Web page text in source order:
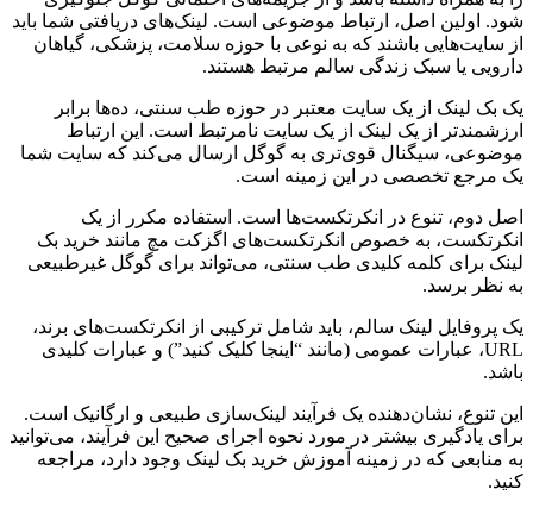
شود. اولین اصل، ارتباط موضوعی است. لینک‌های دریافتی شما باید
از سایت‌هایی باشند که به نوعی با حوزه سلامت، پزشکی، گیاهان
دارویی یا سبک زندگی سالم مرتبط هستند.
یک بک لینک از یک سایت معتبر در حوزه طب سنتی، ده‌ها برابر
ارزشمندتر از یک لینک از یک سایت نامرتبط است. این ارتباط
موضوعی، سیگنال قوی‌تری به گوگل ارسال می‌کند که سایت شما
یک مرجع تخصصی در این زمینه است.
اصل دوم، تنوع در انکرتکست‌ها است. استفاده مکرر از یک
انکرتکست، به خصوص انکرتکست‌های اگزکت مچ مانند خرید بک
لینک برای کلمه کلیدی طب سنتی، می‌تواند برای گوگل غیرطبیعی
به نظر برسد.
یک پروفایل لینک سالم، باید شامل ترکیبی از انکرتکست‌های برند،
URL، عبارات عمومی (مانند “اینجا کلیک کنید”) و عبارات کلیدی
باشد.
این تنوع، نشان‌دهنده یک فرآیند لینک‌سازی طبیعی و ارگانیک است.
برای یادگیری بیشتر در مورد نحوه اجرای صحیح این فرآیند، می‌توانید
به منابعی که در زمینه آموزش خرید بک لینک وجود دارد، مراجعه
کنید.